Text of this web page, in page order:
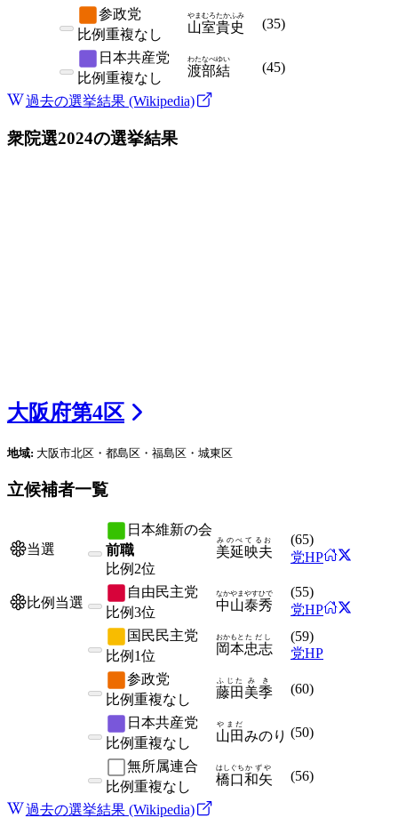
参政党
比例重複なし 山室
やまむろ
貴史
たかふみ
(35)
日本共産党
比例重複なし 渡部
わたなべ
結
ゆい
(45)
過去の選挙結果 (Wikipedia)
衆院選2024の選挙結果
大阪府第4区
地域: 大阪市北区・都島区・福島区・城東区
立候補者一覧
当選
日本維新の会
前職
比例 2位
美延
みのべ
映夫
てるお (65)
党HP
比例当選
自由民主党
比例3位 中山
なかやま
泰秀
やすひで (55)
党HP
国民民主党
比例 1位 岡本
おかもと
忠志
ただし (59)
党HP
参政党
比例重複なし 藤田
ふじた
美季
みき
(60)
日本共産党
比例重複なし 山田
やまだ
みのり (50)
無所属連合
比例重複なし 橋口
はしぐち
和矢
かずや
(56)
過去の選挙結果 (Wikipedia)